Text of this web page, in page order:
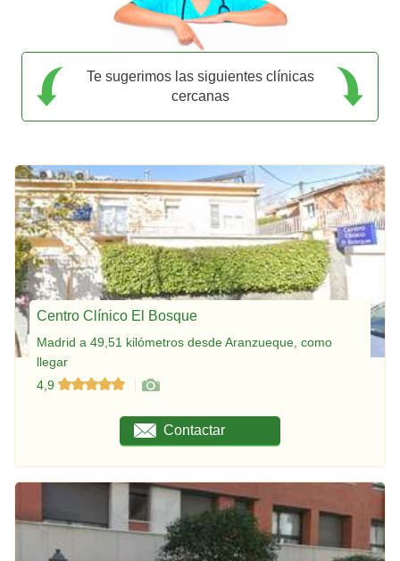
Te sugerimos las siguientes clínicas
cercanas
Centro Clínico El Bosque
Madrid a 49,51 kilómetros desde Aranzueque, como
llegar
4,9
Contactar